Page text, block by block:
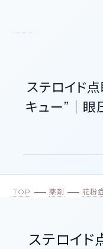
ステロイド
キュー”｜眼
TOP 薬剤 花粉
ステロイド